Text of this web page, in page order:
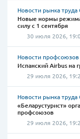
Новости рынка
Новые нормы
силу с 1 сентября
30 июля 2026,
Новости
Испанский Airbus на
29 июля 2026,
Новости рынка
«Беларустурист»
профсоюзов
29 июля 2026,